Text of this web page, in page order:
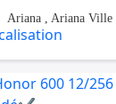
Ariana , Ariana Ville